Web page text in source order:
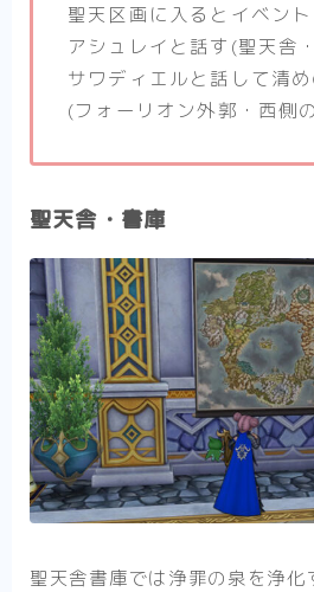
聖天区画に入るとイベント
アシュレイと話す(聖天舎
サワディエルと話して清
(フォーリオン外郭・西側
聖天舎・書庫
聖天舎書庫では浄罪の泉を浄化